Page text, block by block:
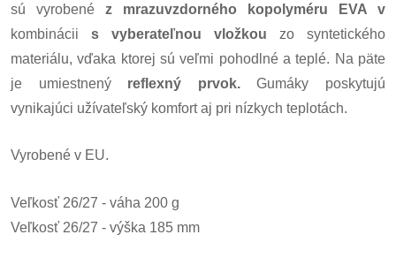
sú vyrobené z mrazuvzdorného kopolyméru EVA v
kombinácii s vyberateľnou vložkou zo syntetického
materiálu, vďaka ktorej sú veľmi pohodlné a teplé. Na päte
je umiestnený reflexný prvok.Gumáky poskytujú
vynikajúci užívateľský komfort aj pri nízkych teplotách.
Vyrobené v EU.
Veľkosť 26/27 - váha 200 g
Veľkosť 26/27 - výška 185 mm